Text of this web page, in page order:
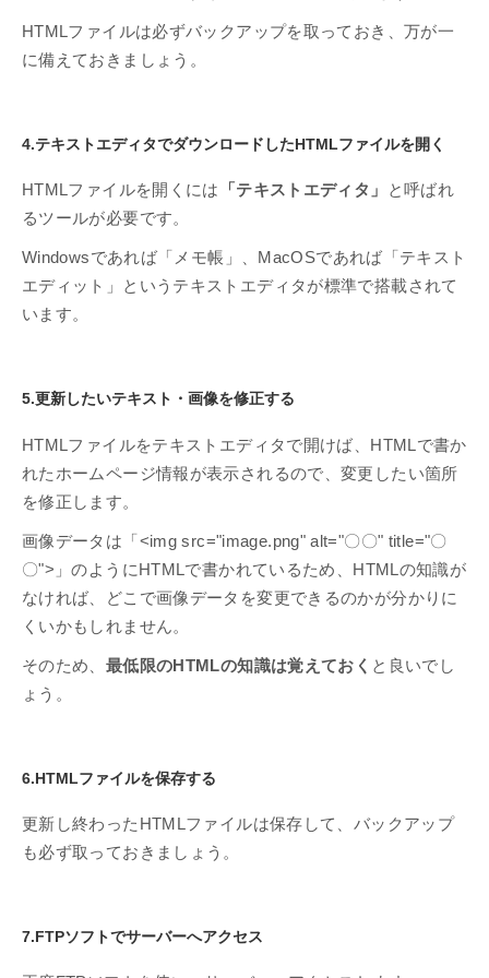
HTMLファイルは必ずバックアップを取っておき、万が一
に備えておきましょう。
4.テキストエディタでダウンロードしたHTMLファイルを開く
HTMLファイルを開くには 「テキストエディタ」
と呼ばれ
るツールが必要です。
Windowsであれば「メモ帳」、MacOSであれば「テキスト
エディット」というテキストエディタが標準で搭載されて
います。
5.更新したいテキスト・画像を修正する
HTMLファイルをテキストエディタで開けば、HTMLで書か
れたホームページ情報が表示されるので、変更したい箇所
を修正します。
画像データは「<img src="image.png" alt="〇〇" title="〇
〇">」のようにHTMLで書かれているため、HTMLの知識が
なければ、どこで画像データを変更できるのかが分かりに
くいかもしれません。
そのため、 最低限のHTMLの知識は覚えておく と良いでし
ょう。
6.HTMLファイルを保存する
更新し終わったHTMLファイルは保存して、バックアップ
も必ず取っておきましょう。
7.FTPソフトでサーバーへアクセス